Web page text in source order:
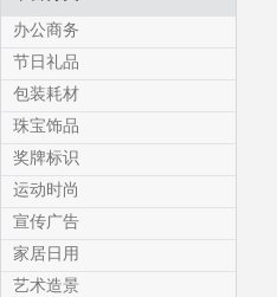
办公商务
节日礼品
包装耗材
珠宝饰品
奖牌标识
运动时尚
宣传广告
家居日用
艺术造景